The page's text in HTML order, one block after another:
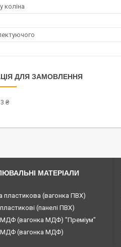
коліна
ДЛЯ ЗАМОВЛЕННЯ
₴
МАТЕРІАЛИ
пластикова (вагонка ПВХ)
(панелі ПВХ)
МДФ (вагонка МДФ) "Преміум"
МДФ (вагонка МДФ)